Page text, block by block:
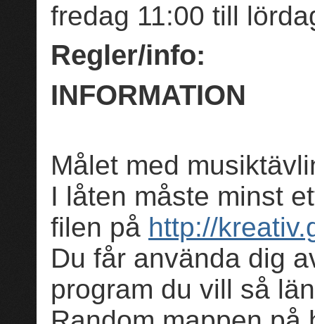
fredag 11:00 till
Regler/info:
INFORMATION
Målet med
I låten måste minst
filen på http://
Du får använda dig
program du vill så